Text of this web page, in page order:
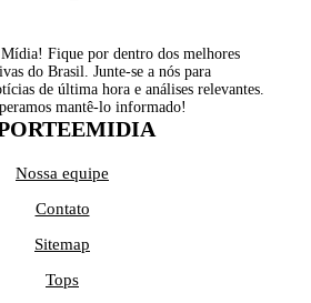
Fique por dentro dos melhores
do Brasil. Junte-se a nós para
de última hora e análises relevantes.
mantê-lo informado!
Nossa equipe
Contato
Sitemap
Tops